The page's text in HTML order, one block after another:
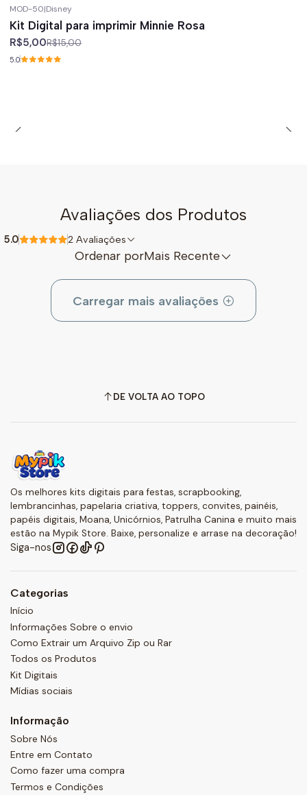
MOD-50|Disney
Kit Digital para imprimir Minnie Rosa
R$5,00R$15,00
5.0
Avaliações dos Produtos
5.0 2 Avaliações
Ordenar porMais Recente
Carregar mais avaliações
DE VOLTA AO TOPO
Os melhores kits digitais para festas, scrapbooking,
lembrancinhas, papelaria criativa, toppers, convites, painéis,
papéis digitais, Moana, Unicórnios, Patrulha Canina e muito mais
estão na Mypik Store. Baixe, personalize e arrase na decoração!
Siga-nos
Categorias
Início
Informações Sobre o envio
Como Extrair um Arquivo Zip ou Rar
Todos os Produtos
Kit Digitais
Mídias sociais
Informação
Sobre Nós
Entre em Contato
Como fazer uma compra
Termos e Condições